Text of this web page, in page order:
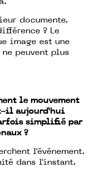
documente.
? Le
image est une
peuvent plus
le mouvement
il aujourd’hui
simplifié par
?
l'événement.
dans l'instant.